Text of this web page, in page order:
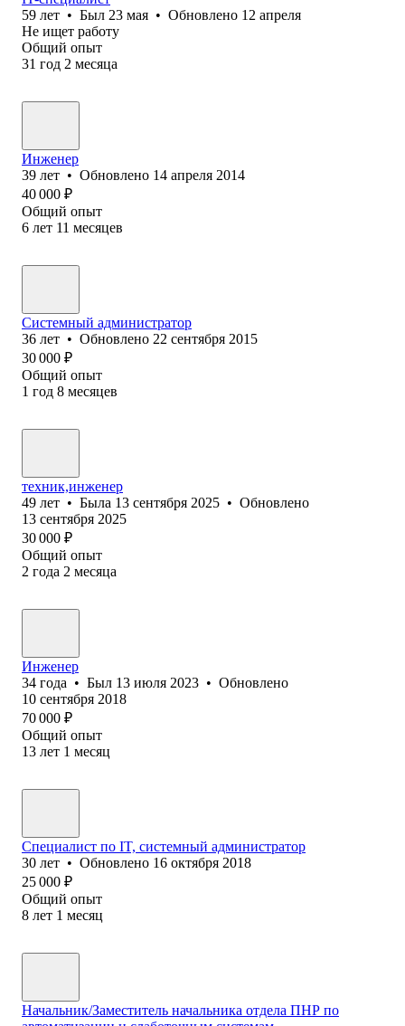
59 лет • Был 23 мая • Обновлено 12 апреля
Не ищет работу
Общий опыт
31 год 2 месяца
Инженер
39 лет • Обновлено 14 апреля 2014
40 000 ₽
Общий опыт
6 лет 11 месяцев
Системный администратор
36 лет • Обновлено 22 сентября 2015
30 000 ₽
Общий опыт
1 год 8 месяцев
техник,инженер
49 лет • Была 13 сентября 2025 • Обновлено
13 сентября 2025
30 000 ₽
Общий опыт
2 года 2 месяца
Инженер
34 года • Был 13 июля 2023 • Обновлено
10 сентября 2018
70 000 ₽
Общий опыт
13 лет 1 месяц
Специалист по IT, системный администратор
30 лет • Обновлено 16 октября 2018
25 000 ₽
Общий опыт
8 лет 1 месяц
Начальник/Заместитель начальника отдела ПНР по